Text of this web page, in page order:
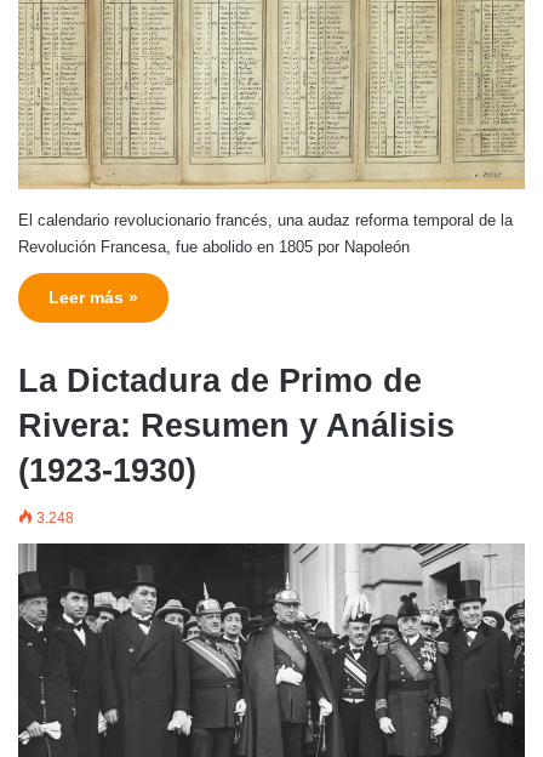
El calendario revolucionario francés, una audaz reforma temporal de la
Revolución Francesa, fue abolido en 1805 por Napoleón
Leer más »
La Dictadura de Primo de
Rivera: Resumen y Análisis
(1923-1930)
3.248